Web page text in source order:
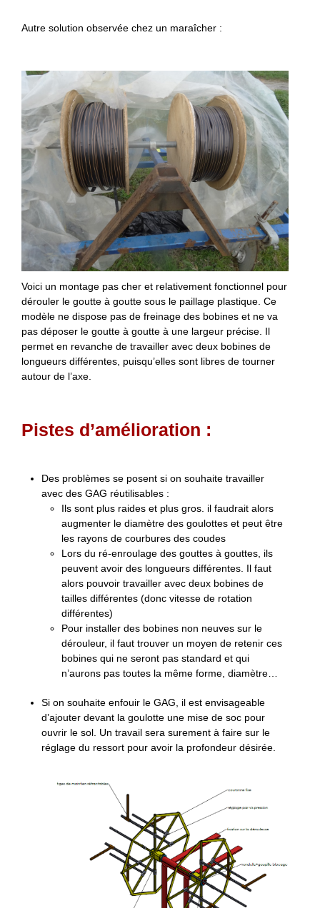
Autre solution observée chez un maraîcher :
Voici un montage pas cher et relativement fonctionnel pour
dérouler le goutte à goutte sous le paillage plastique. Ce
modèle ne dispose pas de freinage des bobines et ne va
pas déposer le goutte à goutte à une largeur précise. Il
permet en revanche de travailler avec deux bobines de
longueurs différentes, puisqu’elles sont libres de tourner
autour de l’axe.
Pistes d’amélioration :
Des problèmes se posent si on souhaite travailler
avec des GAG réutilisables :
Ils sont plus raides et plus gros. il faudrait alors
augmenter le diamètre des goulottes et peut être
les rayons de courbures des coudes
Lors du ré-enroulage des gouttes à gouttes, ils
peuvent avoir des longueurs différentes. Il faut
alors pouvoir travailler avec deux bobines de
tailles différentes (donc vitesse de rotation
différentes)
Pour installer des bobines non neuves sur le
dérouleur, il faut trouver un moyen de retenir ces
bobines qui ne seront pas standard et qui
n’aurons pas toutes la même forme, diamètre…
Si on souhaite enfouir le GAG, il est envisageable
d’ajouter devant la goulotte une mise de soc pour
ouvrir le sol. Un travail sera surement à faire sur le
réglage du ressort pour avoir la profondeur désirée.